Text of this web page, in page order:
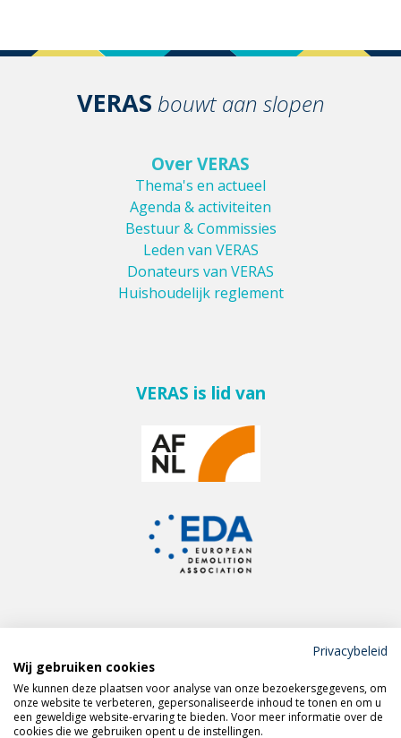
VERAS bouwt aan slopen
Over VERAS
Thema's en actueel
Agenda & activiteiten
Bestuur & Commissies
Leden van VERAS
Donateurs van VERAS
Huishoudelijk reglement
VERAS is lid van
Meld je aan voor de
VERAS nieuwsbrief
Privacybeleid
Wij gebruiken cookies
We kunnen deze plaatsen voor analyse van onze bezoekersgegevens, om
onze website te verbeteren, gepersonaliseerde inhoud te tonen en om u
een geweldige website-ervaring te bieden. Voor meer informatie over de
cookies die we gebruiken opent u de instellingen.